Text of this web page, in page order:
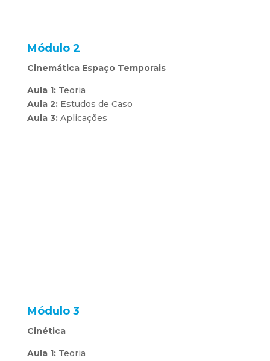
Módulo 2
Cinemática Espaço Temporais
Aula 1:Teoria
Aula 2:Estudos de Caso
Aula 3:Aplicações
Módulo 3
Cinética
Aula 1:Teoria